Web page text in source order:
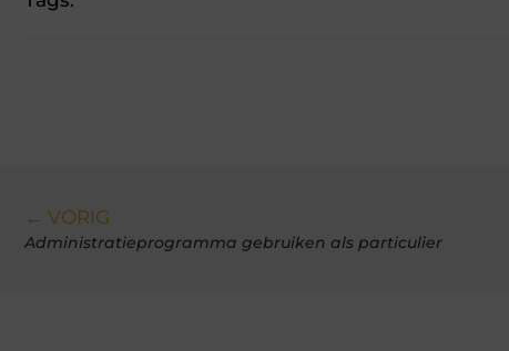
← VORIG
Administratieprogramma gebruiken als particulier